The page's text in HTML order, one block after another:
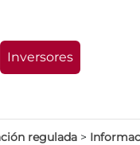
Inversores
regulada >